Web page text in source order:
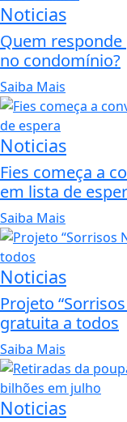
Noticias
Quem
no condomínio?
Saiba Mais
Noticias
Fies começa a
em lista de
Saiba Mais
Noticias
Projeto
gratuita a todos
Saiba Mais
Noticias